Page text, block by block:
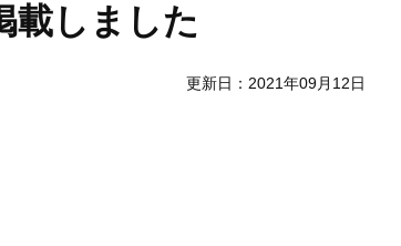
載しました
更新日：2021年09月12日